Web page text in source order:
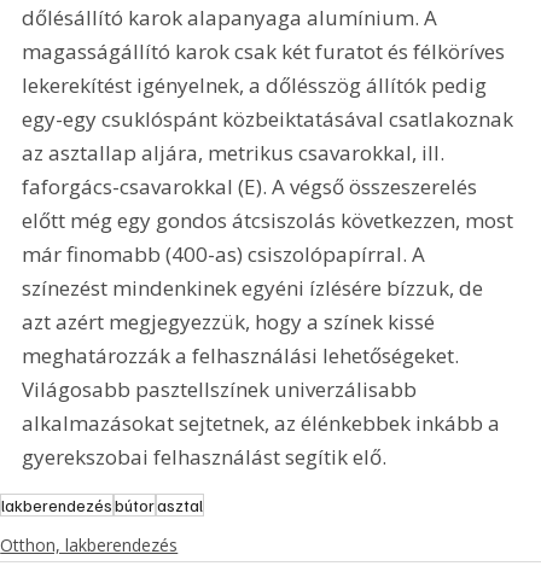
dőlésállító karok alapanyaga alumínium. A
magasságállító karok csak két furatot és félköríves
lekerekítést igényelnek, a dőlésszög állítók pedig
egy-egy csuklóspánt közbeiktatásával csatlakoznak
az asztallap aljára, metrikus csavarokkal, ill.
faforgács-csavarokkal (E). A végső összeszerelés
előtt még egy gondos átcsiszolás következzen, most
már finomabb (400-as) csiszolópapírral. A
színezést mindenkinek egyéni ízlésére bízzuk, de
azt azért megjegyezzük, hogy a színek kissé
meghatározzák a felhasználási lehetőségeket.
Világosabb pasztellszínek univerzálisabb
alkalmazásokat sejtetnek, az élénkebbek inkább a
gyerekszobai felhasználást segítik elő.
lakberendezésbútorasztal
Otthon, lakberendezés